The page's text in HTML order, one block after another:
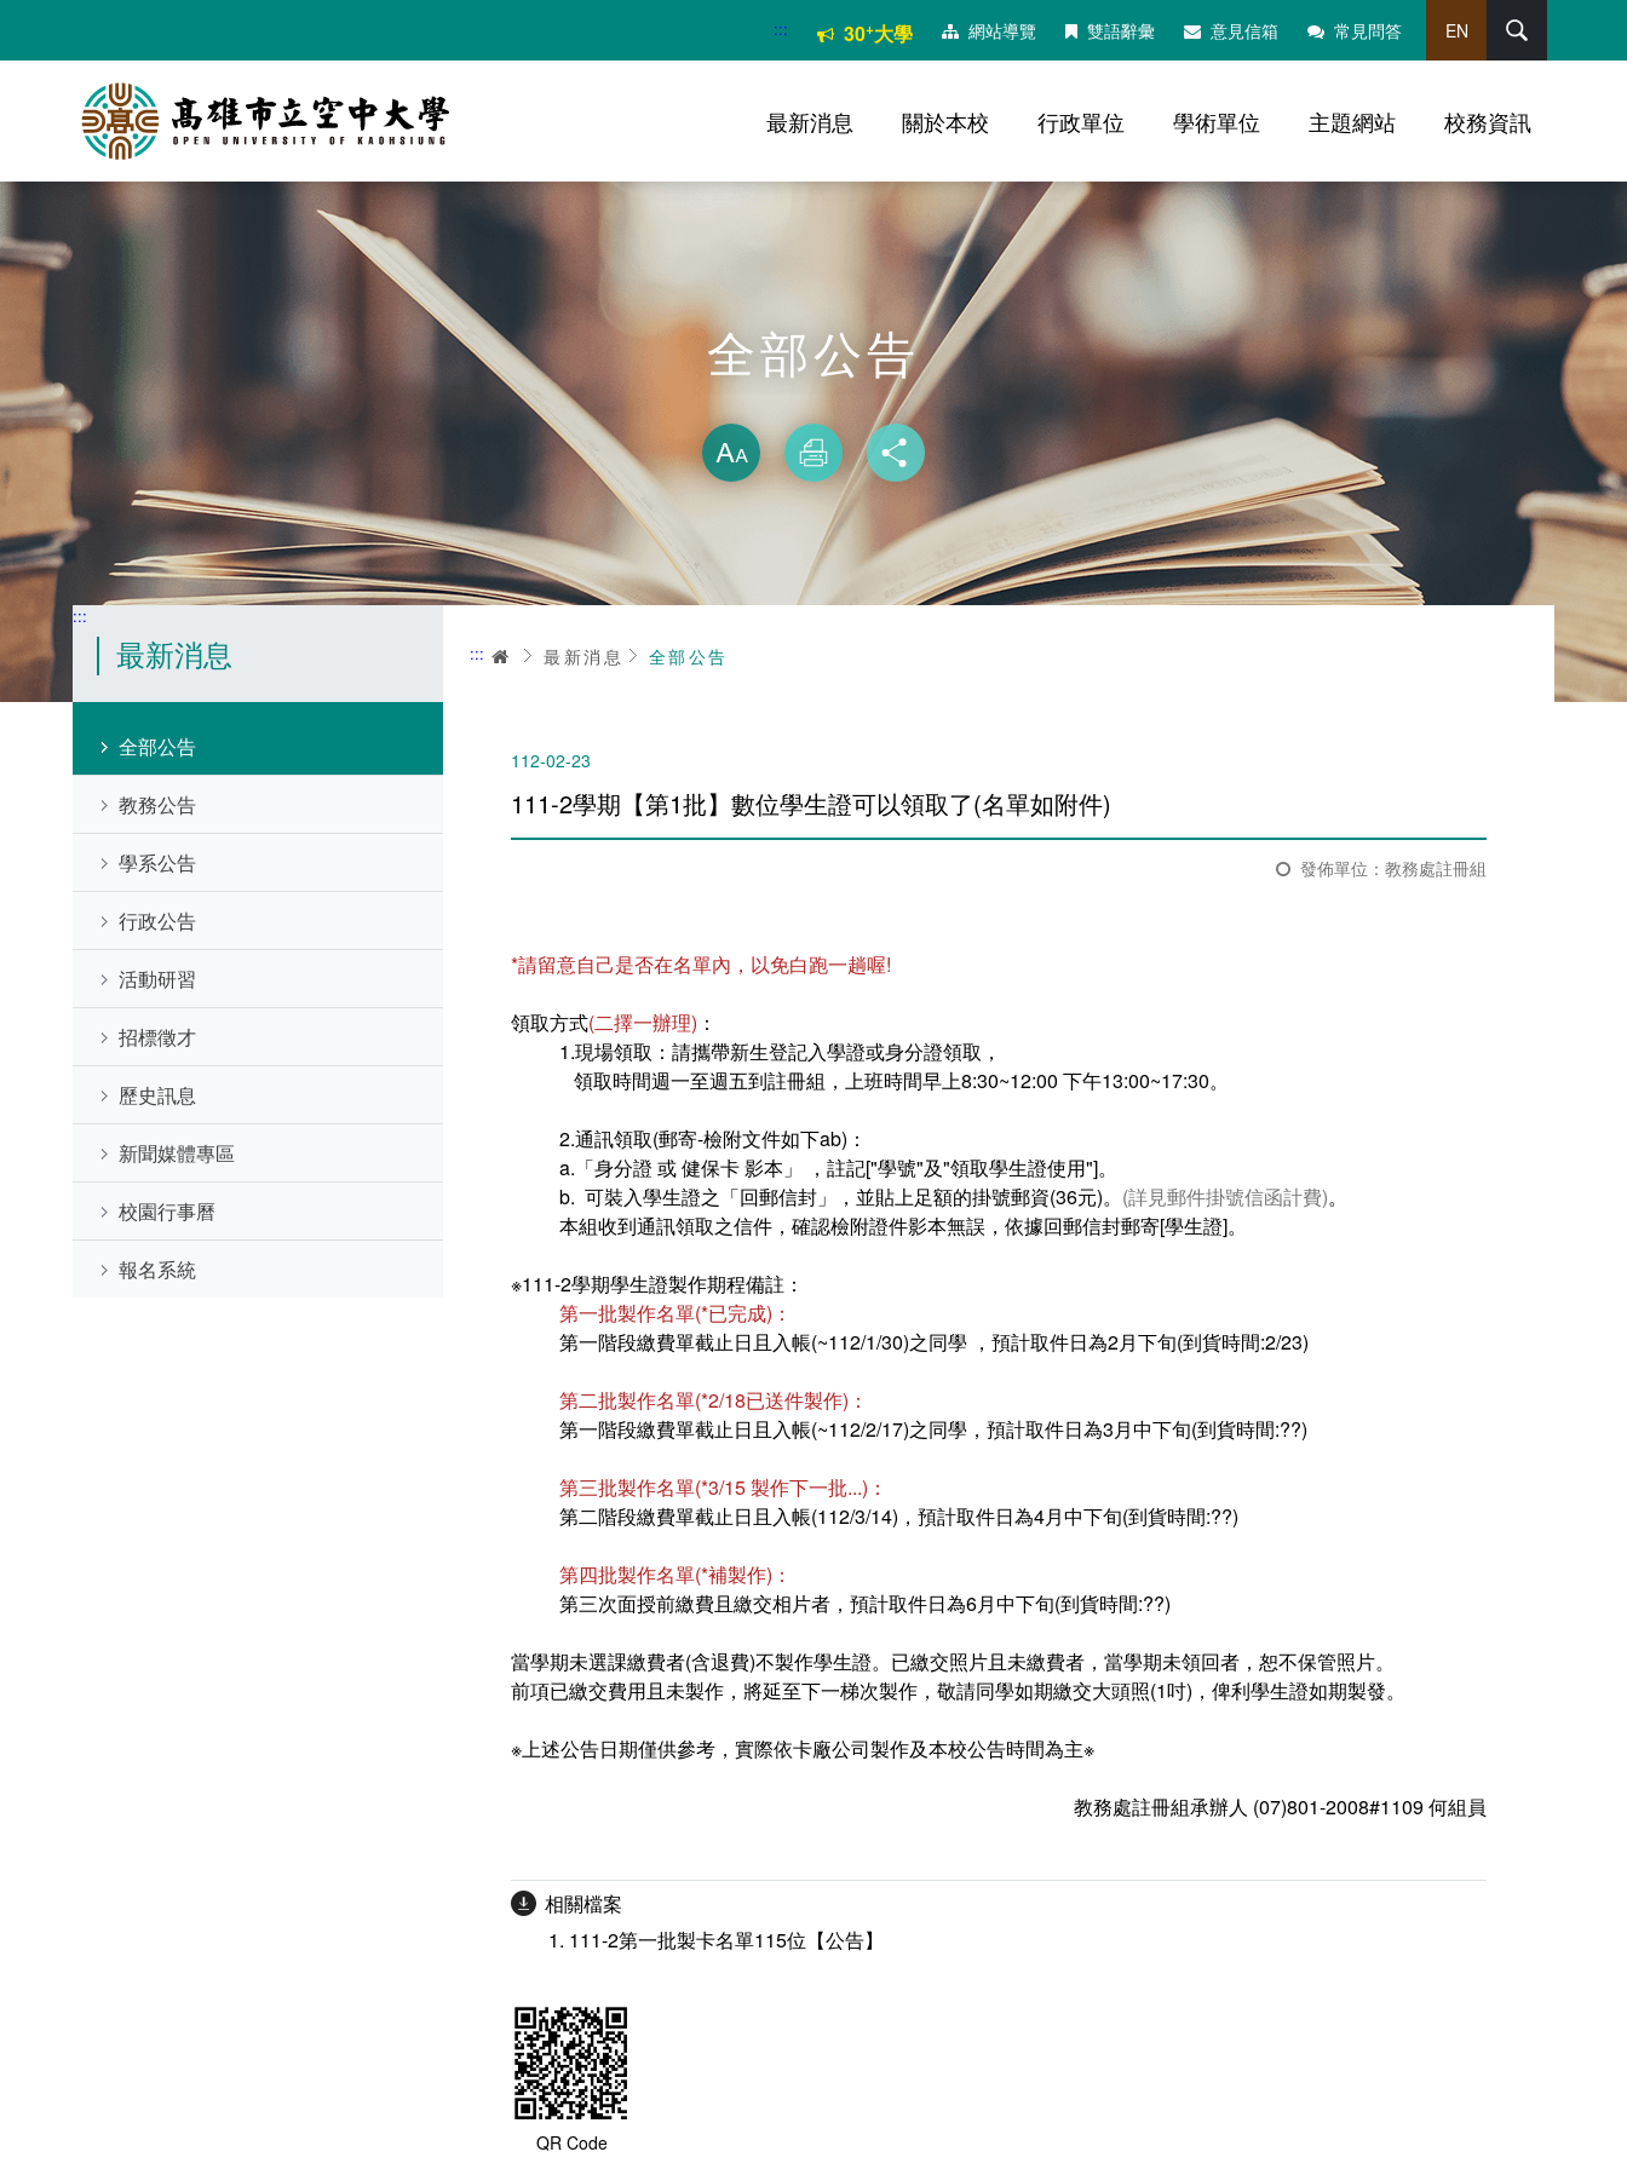
要
::: 30+大學 網站導覽 雙語辭彙 意見信箱 常見問答 EN
最新消息 關於本校 行政單位 學術單位 主題網站 校務資訊
全部公告
放大
列印
:::
最新消息
全部公告
教務公告
學系公告
行政公告
活動研習
招標徵才
歷史訊息
新聞媒體專區
校園行事曆
報名系統
::: 首頁最新消息 全部公告
112-02-23
111-2學期【第1批】數位學生證可以領取了(名單如附件)​
發佈單位：教務處註冊組
*請留意自己是否在名單內，以免白跑一趟喔!
領取方式(二擇一辦理) ：
1.現場領取：請攜帶新生登記入學證或身分證領取，
領取時間週一至週五到註冊組，上班時間早上8:30~12:00 下午13:00~17:30。
2.通訊領取(郵寄-檢附文件如下ab)：
a.「身分證 或 健保卡 影本」 ，註記["學號"及"領取學生證使用"]。
b. 可裝入學生證之「回郵信封」，並貼上足額的掛號郵資(36元)。 (詳見郵件掛號信函計費)。
本組收到通訊領取之信件，確認檢附證件影本無誤，依據回郵信封郵寄[學生證]。
※111-2學期學生證製作期程備註：
第一批製作名單(*已完成)：
第一階段繳費單截止日且入帳(~112/1/30)之同學 ，預計取件日為2月下旬(到貨時間:2/23)
第二批製作名單(*2/18已送件製作)：
第一階段繳費單截止日且入帳(~112/2/17)之同學，預計取件日為3月中下旬(到貨時間:??)
第三批製作名單(*3/15 製作下一批...)：
第二階段繳費單截止日且入帳(112/3/14)，預計取件日為4月中下旬(到貨時間:??)
第四批製作名單(*補製作)：
第三次面授前繳費且繳交相片者，預計取件日為6月中下旬(到貨時間:??)
當學期未選課繳費者(含退費)不製作學生證。已繳交照片且未繳費者，當學期未領回者，恕不保管照片。
前項已繳交費用且未製作，將延至下一梯次製作，敬請同學如期繳交大頭照(1吋)，俾利學生證如期製發。
※上述公告日期僅供參考，實際依卡廠公司製作及本校公告時間為主※
教務處註冊組承辦人 (07)801-2008#1109 何組員
相關檔案
111-2第一批製卡名單115位【公告】
QR Code